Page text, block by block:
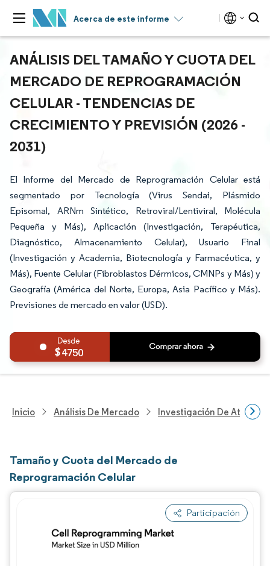
Acerca de este informe
ANÁLISIS DEL TAMAÑO Y CUOTA DEL
MERCADO DE REPROGRAMACIÓN
CELULAR - TENDENCIAS DE
CRECIMIENTO Y PREVISIÓN (2026 -
2031)
El Informe del Mercado de Reprogramación Celular está
segmentado por Tecnología (Virus Sendai, Plásmido
Episomal, ARNm Sintético, Retroviral/Lentiviral, Molécula
Pequeña y Más), Aplicación (Investigación, Terapéutica,
Diagnóstico, Almacenamiento Celular), Usuario Final
(Investigación y Academia, Biotecnología y Farmacéutica, y
Más), Fuente Celular (Fibroblastos Dérmicos, CMNPs y Más) y
Geografía (América del Norte, Europa, Asia Pacífico y Más).
Previsiones de mercado en valor (USD).
4750
Inicio Análisis De Mercado Investigación De
Tamaño y Cuota del Mercado de
Reprogramación Celular
Participación